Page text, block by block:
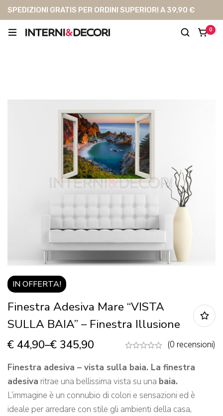
SPEDIZIONI GRATIS PER ORDINI SUPERIORI A 39,90 €
0
IN OFFERTA!
Finestra Adesiva Mare “VISTA
SULLA BAIA” – Finestra Illusione
€ 44,90–€ 345,90
(0 recensioni)
Finestra adesiva – vista sulla baia. La finestra
adesiva ritrae una bellissima vista su una baia.
L’immagine è un connubio di colori e sensazioni ed è
ideale per arredare con stile gli ambienti della casa,